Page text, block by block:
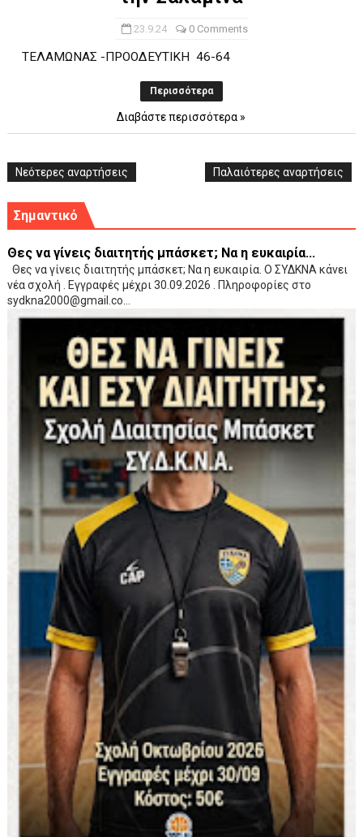
23.9.24 0 Comments
ΤΕΛΑΜΩΝΑΣ -ΠΡΟΟΔΕΥΤΙΚΗ 46-64
Περισσότερα
Διαβάστε περισσότερα »
Νεότερες αναρτήσεις Παλαιότερες αναρτήσεις
Σημαντικό
Θες να γίνεις διαιτητής μπάσκετ; Να η ευκαιρία...
Θες να γίνεις διαιτητής μπάσκετ; Να η ευκαιρία. Ο ΣΥΔΚΝΑ κάνει
νέα σχολή . Εγγραφές μέχρι 30.09.2026 . Πληροφορίες στο
sydkna2000@gmail.co...